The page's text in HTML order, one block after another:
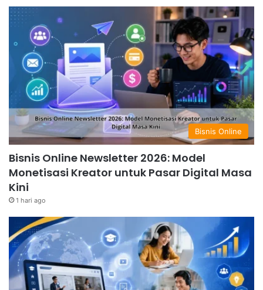
Bisnis Online
Bisnis Online Newsletter 2026: Model
Monetisasi Kreator untuk Pasar Digital Masa
Kini
1 hari ago